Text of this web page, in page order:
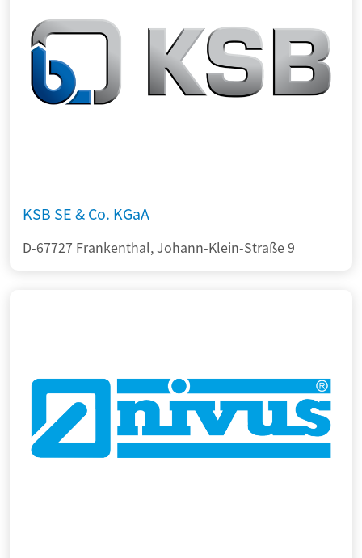
KSB SE & Co. KGaA
D-67727 Frankenthal, Johann-Klein-Straße 9